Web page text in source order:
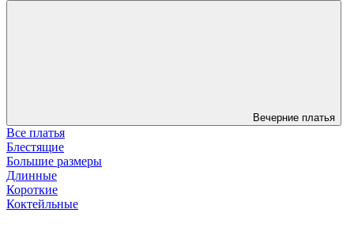
Вечерние платья
Все платья
Блестящие
Большие размеры
Длинные
Короткие
Коктейльные